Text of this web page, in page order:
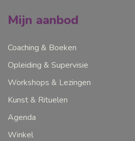
Mijn aanbod
Coaching & Boeken
Opleiding & Supervisie
Workshops & Lezingen
Kunst & Rituelen
Agenda
Winkel